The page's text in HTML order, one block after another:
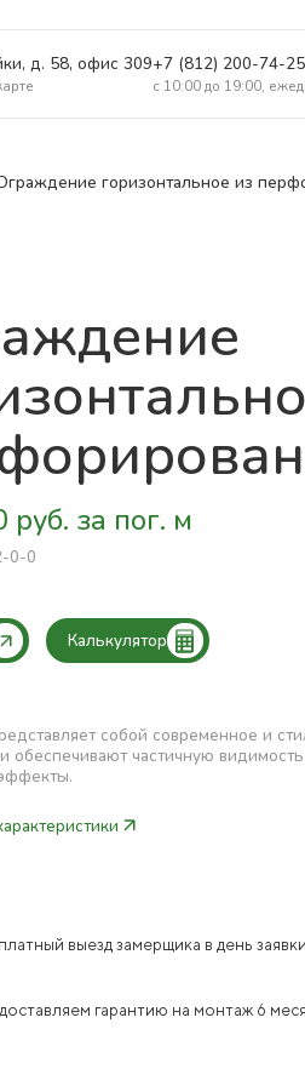
д. 58, офис 309+7 (812) 200-74-25
c 10:00 до 19:00,
горизонтальное из
руб. за пог. м
0-0
Калькулятор
собой современное и
обеспечивают частичную
выезд замерщика в день заявки
гарантию на монтаж 6